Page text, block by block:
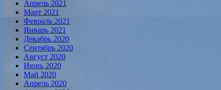
Апрель 2021
Март 2021
Февраль 2021
Январь 2021
Декабрь 2020
Сентябрь 2020
Август 2020
Июнь 2020
Май 2020
Апрель 2020